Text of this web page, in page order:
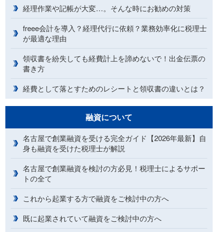
経理作業や記帳が大変…。そんな時にお勧めの対策
freee会計を導入？経理代行に依頼？業務効率化に税理士
が最適な理由
領収書を紛失しても経費計上を諦めないで！出金伝票の
書き方
経費として落とすためのレシートと領収書の違いとは？
融資について
名古屋で創業融資を受ける完全ガイド【2026年最新】自
身も融資を受けた税理士が解説
名古屋で創業融資を検討の方必見！税理士によるサポー
トの全て
これから起業する方で融資をご検討中の方へ
既に起業されていて融資をご検討中の方へ